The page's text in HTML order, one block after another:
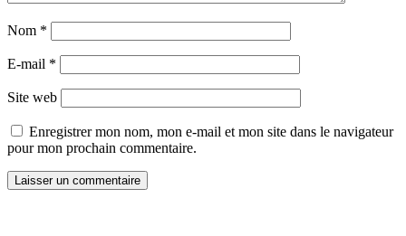
Nom *
E-mail *
Site web
Enregistrer mon nom, mon e-mail et mon site dans le navigateur
pour mon prochain commentaire.